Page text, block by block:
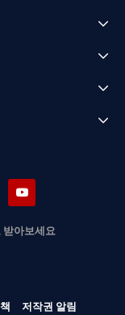
받아보세요
저작권 알림